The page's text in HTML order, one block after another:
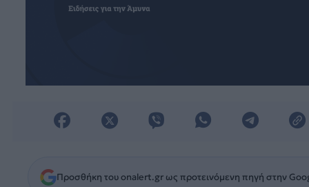
Προσθήκη του onalert.gr ως προτεινόμενη πηγή στην